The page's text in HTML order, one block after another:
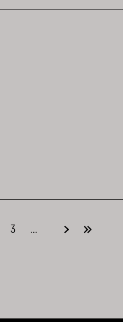
3 ...